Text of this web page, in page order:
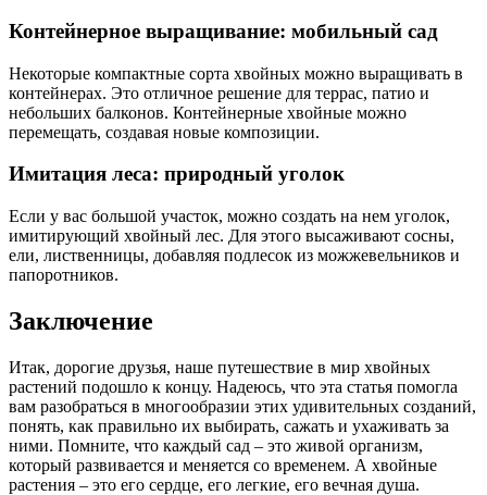
Контейнерное выращивание: мобильный сад
Некоторые компактные сорта хвойных можно выращивать в
контейнерах. Это отличное решение для террас, патио и
небольших балконов. Контейнерные хвойные можно
перемещать, создавая новые композиции.
Имитация леса: природный уголок
Если у вас большой участок, можно создать на нем уголок,
имитирующий хвойный лес. Для этого высаживают сосны,
ели, лиственницы, добавляя подлесок из можжевельников и
папоротников.
Заключение
Итак, дорогие друзья, наше путешествие в мир хвойных
растений подошло к концу. Надеюсь, что эта статья помогла
вам разобраться в многообразии этих удивительных созданий,
понять, как правильно их выбирать, сажать и ухаживать за
ними. Помните, что каждый сад – это живой организм,
который развивается и меняется со временем. А хвойные
растения – это его сердце, его легкие, его вечная душа.